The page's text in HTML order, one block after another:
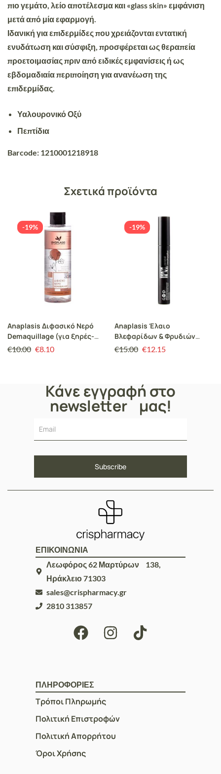
πιο γεμάτο, λείο αποτέλεσμα και «glass skin» εμφάνιση
μετά από μία εφαρμογή.
Ιδανική για επιδερμίδες που χρειάζονται εντατική
ενυδάτωση και σύσφιξη, προσφέρεται ως θεραπεία
προετοιμασίας πριν από ειδικές εμφανίσεις ή ως
εβδομαδιαία περιποίηση για ανανέωση της
επιδερμίδας.
Υαλουρονικό Οξύ
Πεπτίδια
Barcode: 1210001218918
Σχετικά προϊόντα
-19%
Anaplasis Διφασικό Νερό
Demaquillage (για ξηρές-
κανονικές επιδερμίδες)
€10.00 €8.10
-19%
Anaplasis Έλαιο
Βλεφαρίδων & Φρυδιών
RPNZL, Αναζωογόνηση,
€15.00 €12.15
Κάνε εγγραφή στο
newsletter μας!
ΕΠΙΚΟΙΝΩΝΙΑ
Λεωφόρος 62 Μαρτύρων 138,
Ηράκλειο 71303
sales@crispharmacy.gr
2810 313857
ΠΛΗΡΟΦΟΡΙΕΣ
Τρόποι Πληρωμής
Πολιτική Επιστροφών
Πολιτική Απορρήτου
Όροι Χρήσης